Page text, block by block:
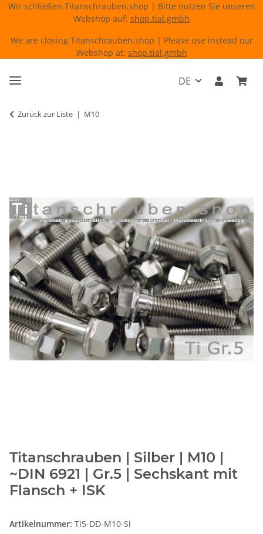
Wir schließen Titanschrauben.shop | Bitte nutzen Sie unseren
Webshop auf: shop.tial.gmbh
We are closing Titanschrauben.shop | Please use instead our
Webshop at: shop.tial.gmbh
DE
Zurück zur Liste M10
Titanschrauben | Silber | M10 |
~DIN 6921 | Gr.5 | Sechskant mit
Flansch + ISK
Artikelnummer: Ti5-DD-M10-Si